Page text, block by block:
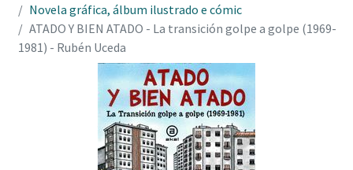
Novela gráfica, álbum ilustrado e cómic
ATADO Y BIEN ATADO - La transición golpe a golpe (1969-
1981) - Rubén Uceda